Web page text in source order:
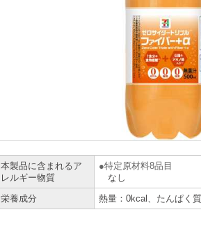
本製品に含まれるア
レルギー物質
特定原材料8品目
なし
栄養成分
熱量：0kcal、たんぱく